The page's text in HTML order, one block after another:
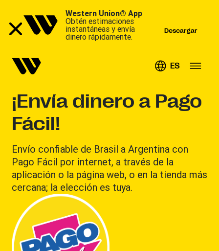
Western Union® App
Obtén estimaciones
instantáneas y envía
dinero rápidamente.
Descargar
ES
¡Envía dinero a Pago
Fácil!
Envío confiable de Brasil a Argentina con
Pago Fácil por internet, a través de la
aplicación o la página web, o en la tienda más
cercana; la elección es tuya.